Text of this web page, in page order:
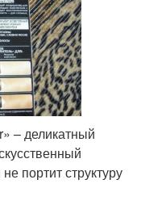
– деликатный
портит структуру